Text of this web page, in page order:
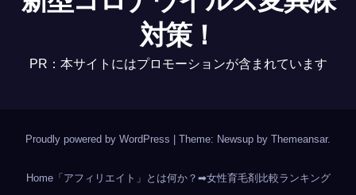
対策！
PR：本サイトにはプロモーションが含まれています
Proudly powered by WordPress Theme: Newsup by Themeansar.
Home「アフィリエイト」とは何か？ ➡女性育毛剤比較ランキング